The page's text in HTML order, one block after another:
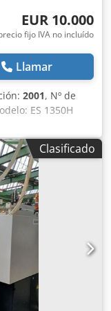
EUR 10.000
fijo IVA no incluído
Llamar
2001, Nº de
ES 1350H
Unidad de cierre
de apertura: 855
x 650 mm
60 + 35 mm
Iy Eopfx
de
y pesos
de la
ENGEL ES
por inyección
inyección del
2001, con una
Clasificado